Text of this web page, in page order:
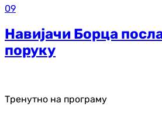
09
Навијачи Борца
поруку
Тренутно на програму